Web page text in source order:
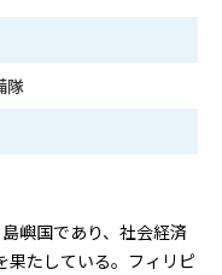
隊
嶼国であり、社会経済
果たしている。フィリピ